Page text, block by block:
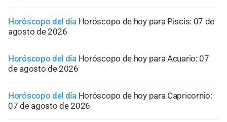
Horóscopo del día Horóscopo de hoy para Piscis: 07 de
agosto de 2026
Horóscopo del día Horóscopo de hoy para Acuario: 07
de agosto de 2026
Horóscopo del día Horóscopo de hoy para Capricornio:
07 de agosto de 2026